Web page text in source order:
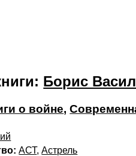
Борис
о войне,
АСТ,Астрель